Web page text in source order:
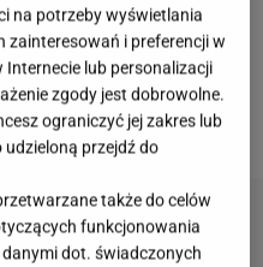
Wiele osób
kontakty z
myśli ekspertka od
na potrzeby wyświetlania
zainteresowań i preferencji w
lub personalizacji
zgody jest dobrowolne.
ograniczyć jej zakres lub
przejdź do
także do celów
funkcjonowania
dot. świadczonych